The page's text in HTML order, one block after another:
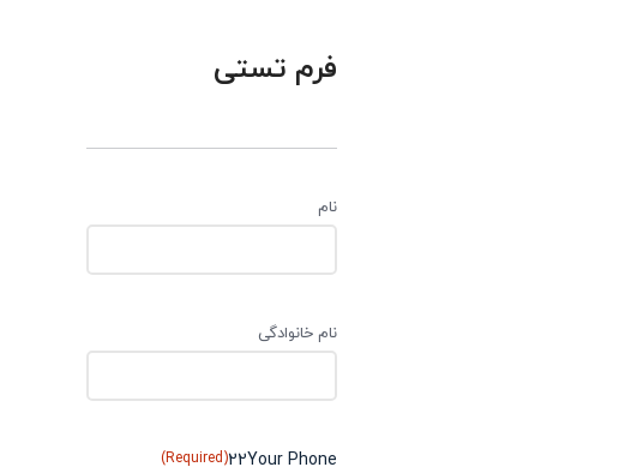
فرم تستی
نام
نام خانوادگی
22Your Phone
(Required)